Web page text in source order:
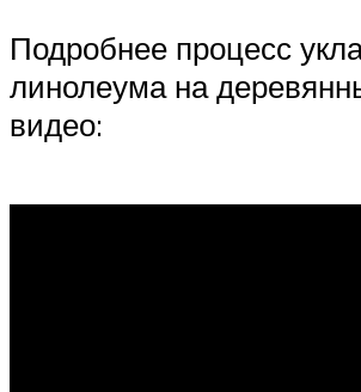
Подробнее процесс
линолеума на
видео: